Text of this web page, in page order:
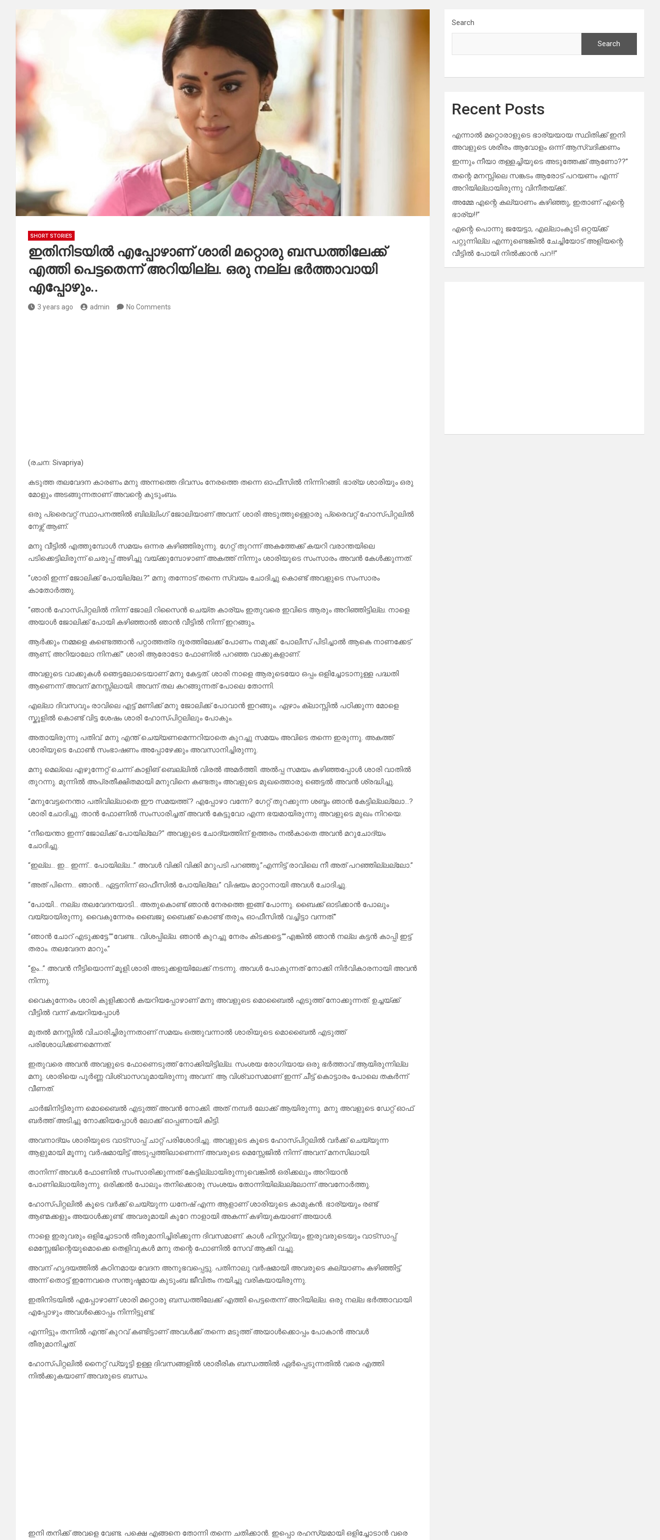
SHORT STORIES
ഇതിനിടയിൽ എപ്പോഴാണ് ശാരി മറ്റൊരു ബന്ധത്തിലേക്ക്
എത്തി പെട്ടതെന്ന് അറിയില്ല. ഒരു നല്ല ഭർത്താവായി
എപ്പോഴും..
3 years ago admin No Comments
(രചന: Sivapriya)
കടുത്ത തലവേദന കാരണം മനു അന്നത്തെ ദിവസം നേരത്തെ തന്നെ ഓഫീസിൽ നിന്നിറങ്ങി. ഭാര്യ ശാരിയും ഒരു
മോളും അടങ്ങുന്നതാണ് അവന്റെ കുടുംബം.
ഒരു പ്രൈവറ്റ് സ്ഥാപനത്തിൽ ബില്ലിംഗ് ജോലിയാണ് അവന്. ശാരി അടുത്തുള്ളൊരു പ്രൈവറ്റ് ഹോസ്പിറ്റലിൽ
നേഴ്സ് ആണ്.
മനു വീട്ടിൽ എത്തുമ്പോൾ സമയം ഒന്നര കഴിഞ്ഞിരുന്നു. ഗേറ്റ് തുറന്ന് അകത്തേക്ക് കയറി വരാന്തയിലെ
പടിക്കെട്ടിലിരുന്ന് ചെരുപ്പ് അഴിച്ചു വയ്ക്കുമ്പോഴാണ് അകത്ത് നിന്നും ശാരിയുടെ സംസാരം അവൻ കേൾക്കുന്നത്.
“ശാരി ഇന്ന് ജോലിക്ക് പോയില്ലേ.?” മനു തന്നോട് തന്നെ സ്വയം ചോദിച്ചു കൊണ്ട് അവളുടെ സംസാരം
കാതോർത്തു.
“ഞാൻ ഹോസ്പിറ്റലിൽ നിന്ന് ജോലി റിസൈൻ ചെയ്ത കാര്യം ഇതുവരെ ഇവിടെ ആരും അറിഞ്ഞിട്ടില്ല. നാളെ
അയാൾ ജോലിക്ക് പോയി കഴിഞ്ഞാൽ ഞാൻ വീട്ടിൽ നിന്ന് ഇറങ്ങും.
ആർക്കും നമ്മളെ കണ്ടെത്താൻ പറ്റാത്തത്ര ദൂരത്തിലേക്ക് പോണം നമുക്ക്. പോലീസ് പിടിച്ചാൽ ആകെ നാണക്കേട്
ആണ്, അറിയാലോ നിനക്ക്.” ശാരി ആരോടോ ഫോണിൽ പറഞ്ഞ വാക്കുകളാണ്.
അവളുടെ വാക്കുകൾ ഞെട്ടലോടെയാണ് മനു കേട്ടത്. ശാരി നാളെ ആരുടെയോ ഒപ്പം ഒളിച്ചോടാനുള്ള പദ്ധതി
ആണെന്ന് അവന് മനസ്സിലായി. അവന് തല കറങ്ങുന്നത് പോലെ തോന്നി.
എല്ലാ ദിവസവും രാവിലെ എട്ട് മണിക്ക് മനു ജോലിക്ക് പോവാൻ ഇറങ്ങും. ഏഴാം ക്ലാസ്സിൽ പഠിക്കുന്ന മോളെ
സ്കൂളിൽ കൊണ്ട് വിട്ട ശേഷം ശാരി ഹോസ്പിറ്റലിലും പോകും.
അതായിരുന്നു പതിവ്. മനു എന്ത് ചെയ്യണമെന്നറിയാതെ കുറച്ചു സമയം അവിടെ തന്നെ ഇരുന്നു. അകത്ത്
ശാരിയുടെ ഫോൺ സംഭാഷണം അപ്പോഴേക്കും അവസാനിച്ചിരുന്നു.
മനു മെല്ലെ എഴുന്നേറ്റ് ചെന്ന് കാളിങ് ബെല്ലിൽ വിരൽ അമർത്തി. അൽപ്പ സമയം കഴിഞ്ഞപ്പോൾ ശാരി വാതിൽ
തുറന്നു. മുന്നിൽ അപ്രതീക്ഷിതമായി മനുവിനെ കണ്ടതും അവളുടെ മുഖത്തൊരു ഞെട്ടൽ അവൻ ശ്രദ്ധിച്ചു.
“മനുവേട്ടനെന്താ പതിവില്ലാതെ ഈ സമയത്ത്.? എപ്പോഴാ വന്നേ? ഗേറ്റ് തുറക്കുന്ന ശബ്ദം ഞാൻ കേട്ടില്ലല്ലോ…?
ശാരി ചോദിച്ചു. താൻ ഫോണിൽ സംസാരിച്ചത് അവൻ കേട്ടുവോ എന്ന ഭയമായിരുന്നു അവളുടെ മുഖം നിറയെ.
“നീയെന്താ ഇന്ന് ജോലിക്ക് പോയില്ലേ?” അവളുടെ ചോദ്യത്തിന് ഉത്തരം നൽകാതെ അവൻ മറുചോദ്യം
ചോദിച്ചു.
“ഇല്ല… ഇ… ഇന്ന്… പോയില്ല…” അവൾ വിക്കി വിക്കി മറുപടി പറഞ്ഞു.”എന്നിട്ട് രാവിലെ നീ അത് പറഞ്ഞില്ലല്ലോ.”
“അത് പിന്നെ… ഞാൻ… ഏട്ടനിന്ന് ഓഫീസിൽ പോയില്ലേ.” വിഷയം മാറ്റാനായി അവൾ ചോദിച്ചു.
“പോയി… നല്ല തലവേദനയാടി… അതുകൊണ്ട് ഞാൻ നേരത്തെ ഇങ്ങ് പോന്നു. ബൈക്ക് ഓടിക്കാൻ പോലും
വയ്യായിരുന്നു. വൈകുന്നേരം ബൈജു ബൈക്ക് കൊണ്ട് തരും, ഓഫീസിൽ വച്ചിട്ടാ വന്നത്.”
“ഞാൻ ചോറ് എടുക്കട്ടേ.””വേണ്ട… വിശപ്പില്ല. ഞാൻ കുറച്ചു നേരം കിടക്കട്ടെ.””എങ്കിൽ ഞാൻ നല്ല കട്ടൻ കാപ്പി ഇട്ട്
തരാം. തലവേദന മാറും.”
“ഉം…” അവൻ നീട്ടിയൊന്ന് മൂളി.ശാരി അടുക്കളയിലേക്ക് നടന്നു. അവൾ പോകുന്നത് നോക്കി നിർവികാരനായി അവൻ
നിന്നു.
വൈകുന്നേരം ശാരി കുളിക്കാൻ കയറിയപ്പോഴാണ് മനു അവളുടെ മൊബൈൽ എടുത്ത് നോക്കുന്നത്. ഉച്ചയ്ക്ക്
വീട്ടിൽ വന്ന് കയറിയപ്പോൾ
മുതൽ മനസ്സിൽ വിചാരിച്ചിരുന്നതാണ് സമയം ഒത്തുവന്നാൽ ശാരിയുടെ മൊബൈൽ എടുത്ത്
പരിശോധിക്കണമെന്നത്.
ഇതുവരെ അവൻ അവളുടെ ഫോണെടുത്ത് നോക്കിയിട്ടില്ല. സംശയ രോഗിയായ ഒരു ഭർത്താവ് ആയിരുന്നില്ല
മനു. ശാരിയെ പൂർണ്ണ വിശ്വാസവുമായിരുന്നു അവന്. ആ വിശ്വാസമാണ് ഇന്ന് ചീട്ട് കൊട്ടാരം പോലെ തകർന്ന്
വീണത്.
ചാർജിനിട്ടിരുന്ന മൊബൈൽ എടുത്ത് അവൻ നോക്കി. അത് നമ്പർ ലോക്ക് ആയിരുന്നു. മനു അവളുടെ ഡേറ്റ് ഓഫ്
ബർത്ത് അടിച്ചു നോക്കിയപ്പോൾ ലോക്ക് ഓപ്പണായി കിട്ടി.
അവനാദ്യം ശാരിയുടെ വാട്സാപ്പ് ചാറ്റ് പരിശോദിച്ചു. അവളുടെ കൂടെ ഹോസ്പിറ്റലിൽ വർക്ക്‌ ചെയ്യുന്ന
ആളുമായി മൂന്നു വർഷമായിട്ട് അടുപ്പത്തിലാണെന്ന് അവരുടെ മെസ്സേജിൽ നിന്ന് അവന് മനസിലായി.
താനിന്ന് അവൾ ഫോണിൽ സംസാരിക്കുന്നത് കേട്ടില്ലായിരുന്നുവെങ്കിൽ ഒരിക്കലും അറിയാൻ
പോണില്ലായിരുന്നു. ഒരിക്കൽ പോലും തനിക്കൊരു സംശയം തോന്നിയില്ലല്ലോന്ന് അവനോർത്തു.
ഹോസ്പിറ്റലിൽ കൂടെ വർക്ക്‌ ചെയ്യുന്ന ധനേഷ് എന്ന ആളാണ് ശാരിയുടെ കാമുകൻ. ഭാര്യയും രണ്ട്
ആണ്മക്കളും അയാൾക്കുണ്ട്. അവരുമായി കുറേ നാളായി അകന്ന് കഴിയുകയാണ് അയാൾ.
നാളെ ഇരുവരും ഒളിച്ചോടാൻ തീരുമാനിച്ചിരിക്കുന്ന ദിവസമാണ്. കാൾ ഹിസ്റ്ററിയും ഇരുവരുടെയും വാട്സാപ്പ്
മെസ്സേജിന്റെയുമൊക്കെ തെളിവുകൾ മനു തന്റെ ഫോണിൽ സേവ് ആക്കി വച്ചു.
അവന് ഹൃദയത്തിൽ കഠിനമായ വേദന അനുഭവപ്പെട്ടു. പതിനാലു വർഷമായി അവരുടെ കല്യാണം കഴിഞ്ഞിട്ട്.
അന്ന് തൊട്ട് ഇന്നേവരെ സന്തുഷ്ടമായ കുടുംബ ജീവിതം നയിച്ചു വരികയായിരുന്നു.
ഇതിനിടയിൽ എപ്പോഴാണ് ശാരി മറ്റൊരു ബന്ധത്തിലേക്ക് എത്തി പെട്ടതെന്ന് അറിയില്ല. ഒരു നല്ല ഭർത്താവായി
എപ്പോഴും അവൾക്കൊപ്പം നിന്നിട്ടുണ്ട്.
എന്നിട്ടും തന്നിൽ എന്ത് കുറവ് കണ്ടിട്ടാണ് അവൾക്ക് തന്നെ മടുത്ത് അയാൾക്കൊപ്പം പോകാൻ അവൾ
തീരുമാനിച്ചത്.
ഹോസ്പിറ്റലിൽ നൈറ്റ് ഡ്യൂട്ടി ഉള്ള ദിവസങ്ങളിൽ ശാരീരിക ബന്ധത്തിൽ ഏർപ്പെടുന്നതിൽ വരെ എത്തി
നിൽക്കുകയാണ് അവരുടെ ബന്ധം.
ഇനി തനിക്ക് അവളെ വേണ്ട. പക്ഷെ എങ്ങനെ തോന്നി തന്നെ ചതിക്കാൻ. ഇപ്പൊ രഹസ്യമായി ഒളിച്ചോടാൻ വരെ
Search
Search
Recent Posts
എന്നാൽ മറ്റൊരാളുടെ ഭാര്യയായ സ്ഥിതിക്ക് ഇനി
അവളുടെ ശരീരം ആവോളം ഒന്ന് ആസ്വദിക്കണം
ഇന്നും നീയാ തള്ളച്ചിയുടെ അടുത്തേക്ക് ആണോ??”
തന്റെ മനസ്സിലെ സങ്കടം ആരോട് പറയണം എന്ന്
അറിയില്ലായിരുന്നു വിനീതയ്ക്ക്..
അമ്മേ എന്റെ കല്യാണം കഴിഞ്ഞു, ഇതാണ് എന്റെ
ഭാര്യ!!”
എന്റെ പൊന്നു ജയേട്ടാ, എല്ലാംകൂടി ഒറ്റയ്ക്ക്
പറ്റുന്നില്ല എന്നുണ്ടെങ്കിൽ ചേച്ചിയോട് അളിയന്റെ
വീട്ടിൽ പോയി നിൽക്കാൻ പറ!!”